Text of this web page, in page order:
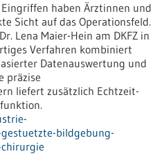
haben Ärztinnen und
Sicht auf das Operationsfeld.
Lena Maier-Hein am DKFZ in
Verfahren kombiniert
Datenauswertung und
präzise
liefert zusätzlich Echtzeit-
bildgebung-